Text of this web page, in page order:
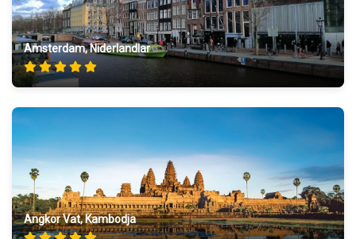
Amsterdam, Niderlandlar
Angkor Vat, Kambodja